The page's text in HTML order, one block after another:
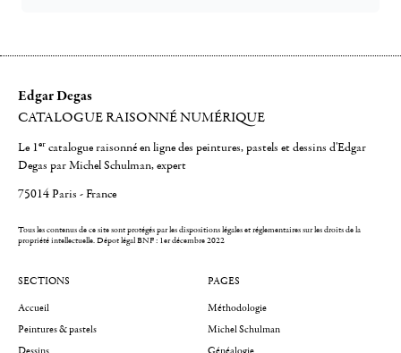
Edgar Degas
CATALOGUE RAISONNÉ NUMÉRIQUE
Le 1er catalogue raisonné en ligne des peintures, pastels et dessins d'Edgar
Degas par Michel Schulman, expert
75014 Paris - France
Tous les contenus de ce site sont protégés par les dispositions légales et réglementaires sur les droits de la
propriété intellectuelle.Dépot légal BNF : 1er décembre 2022
SECTIONS
Accueil
Peintures & pastels
PAGES
Méthodologie
Michel Schulman